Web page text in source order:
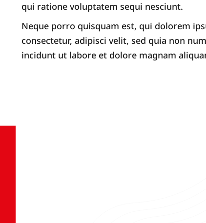
qui ratione voluptatem sequi nesciunt.
Neque porro quisquam est, qui dolorem
consectetur, adipisci velit, sed quia non
incidunt ut labore et dolore magnam